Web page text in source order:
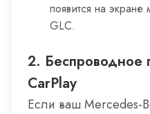
появится на
GLC.
2. Беспроводное
CarPlay
Если ваш Mercedes-